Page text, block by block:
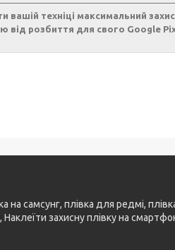
вашій техніці максимальний
від розбиття для свого Google
самсунг, плівка для редмі,
захисну плівку на